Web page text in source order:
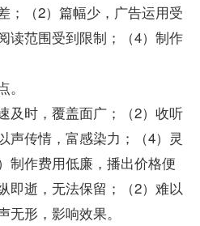
；（2）篇幅少，广告运用受
读范围受到限制；（4）制作
时，覆盖面广；（2）收听
声传情，富感染力；（4）灵
制作费用低廉，播出价格便
即逝，无法保留；（2）难以
形，影响效果。